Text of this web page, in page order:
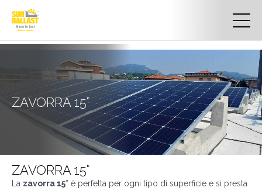
ZAVORRA 15°
ZAVORRA 15°
La zavorra 15° è perfetta per ogni tipo di superficie e si presta